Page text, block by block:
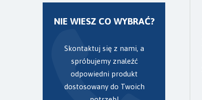
Skontaktuj się z nami, a
spróbujemy znaleźć
odpowiedni produkt
dostosowany do Twoich
NIE WIESZ CO WYBRAĆ?